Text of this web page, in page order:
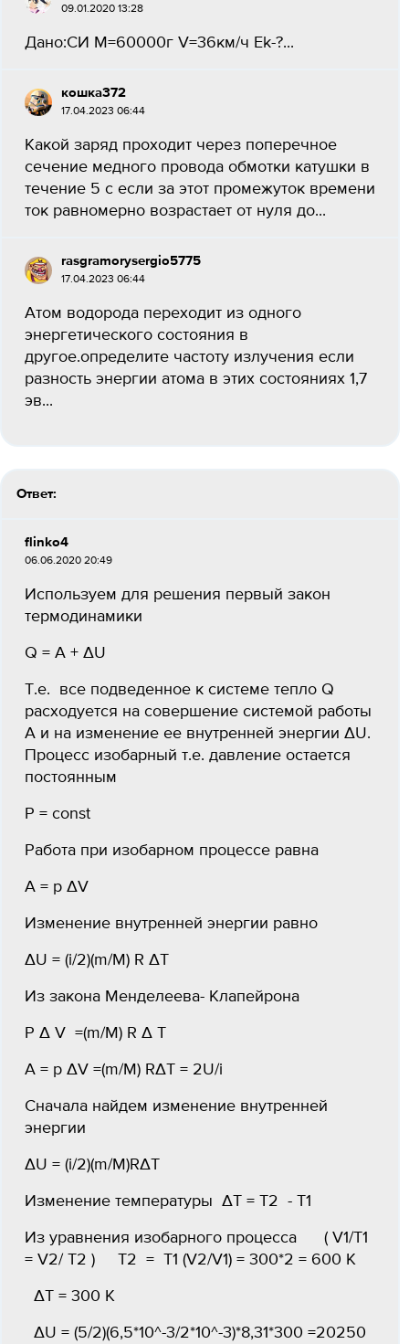
09.01.2020 13:28
Дано:СИ M=60000г V=36км/ч Ek-?...
кошка372
17.04.2023 06:44
Какой заряд проходит через поперечное
сечение медного провода обмотки катушки в
течение 5 с если за этот промежуток времени
ток равномерно возрастает от нуля до...
rasgramorysergio5775
17.04.2023 06:44
Атом водорода переходит из одного
энергетического состояния в
другое.определите частоту излучения если
разность энергии атома в этих состояниях 1,7
эв...
Ответ:
flinko4
06.06.2020 20:49
Используем для решения первый закон
термодинамики
Q = A + ΔU
Т.е. все подведенное к системе тепло Q
расходуется на совершение системой работы
A и на изменение ее внутренней энергии ΔU.
Процесс изобарный т.е. давление остается
постоянным
Р = const
Работа при изобарном процессе равна
A = p ΔV
Изменение внутренней энергии равно
ΔU = (i/2)(m/M) R ΔT
Из закона Менделеева- Клапейрона
P Δ V =(m/M) R Δ T
A = p ΔV =(m/M) RΔT = 2U/i
Сначала найдем изменение внутренней
энергии
ΔU = (i/2)(m/M)RΔT
Изменение температуры ΔT = T2 - T1
Из уравнения изобарного процесса ( V1/T1
= V2/ T2 ) T2 = T1 (V2/V1) = 300*2 = 600 K
ΔT = 300 K
ΔU = (5/2)(6,5*10^-3/2*10^-3)*8,31*300 =20250